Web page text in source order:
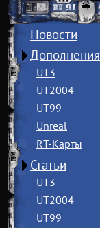
Новости
Дополнения
UT3
UT2004
UT99
Unreal
RT-Карты
Статьи
UT3
UT2004
UT99